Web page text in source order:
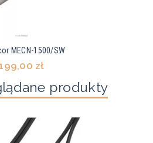
MECN-1500/SW
zł
produkty